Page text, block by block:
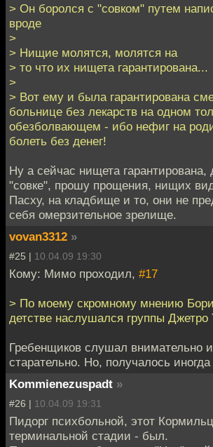
> Он боролся с "совком" путем
вроде
>
> Нищие молятся, молятся на
> то что их нищета гарантирована...
>
> Вот ему и была гарантирована
больнице без лекарств на одном
обезболвающем - ибо нефиг на
болеть без денег!
Ну а сейчас нищета
"совке", прошу прощения, нищих
Пасху, на кладбище и то, они не
себя омерзительное зрелище.
vovan3312 »
#25 | 10.04.09 19:30
Кому: Мимо проходил, #17
> По моему скромному мнению
детстве наслушался группы Джетро
Гребенщиков слушал внимательно
старательно. Но, получалось
Kommienezuspadt »
#26 | 10.04.09 19:31
Пидорг психбольной, этот
терминальной стадии - был.